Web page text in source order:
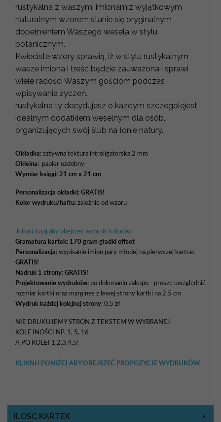
rustykalna z waszymi imionamiz wyjątkowym
naturalnym wzorem stanie się oryginalnym
dopełnieniem Waszego wesela w stylu
botanicznym.
Kwieciste wzory sprawią, iż w stylu rustykalnym
wasze imiona i treść będzie zauważona i sprawi
wiele radości Waszym gościom podczas
wpisywania życzeń.
rustykalna ty decydujesz o kazdym szczegolejest
idealnym dodatkiem weselnym dla osób,
organizujących swój ślub na łonie natury.
Okładka: sztywna tektura introligatorska 2 mm
Okleina: papier ozdobny
Wymiar księgi: 21 cm x 21 cm
Personalizacja okładki: GRATIS!
Kolor wydruku/haftu: zależnie od wzoru
kliknij tutaj aby obejrzeć wzornik kolorów
Gramatura kartek: 170 gram gładki offset
Personalizacja: wypisanie imion pary młodej na pierwszej kartce:
GRATIS!
Nadruk 1 strony: GRATIS!
Projektowanie wydruków: po dokonaniu zakupu - proszę uwzględnić
rozmiar kartki oraz margines z lewej strony kartki na 2,5 cm
Wydruk każdej kolejnej strony: 0,5 zł
NIE DRUKUJEMY STRON Z TEKSTEM W WYBRANEJ
KOLEJNOŚCI NP. 1, 5, 16
A PO KOLEI 1,2,3,4,5!
KLIKNIJ PONIŻEJ ABY OBEJRZEĆ PROPOZYCJE WYDRUKÓW
ILOŚĆ KARTEK